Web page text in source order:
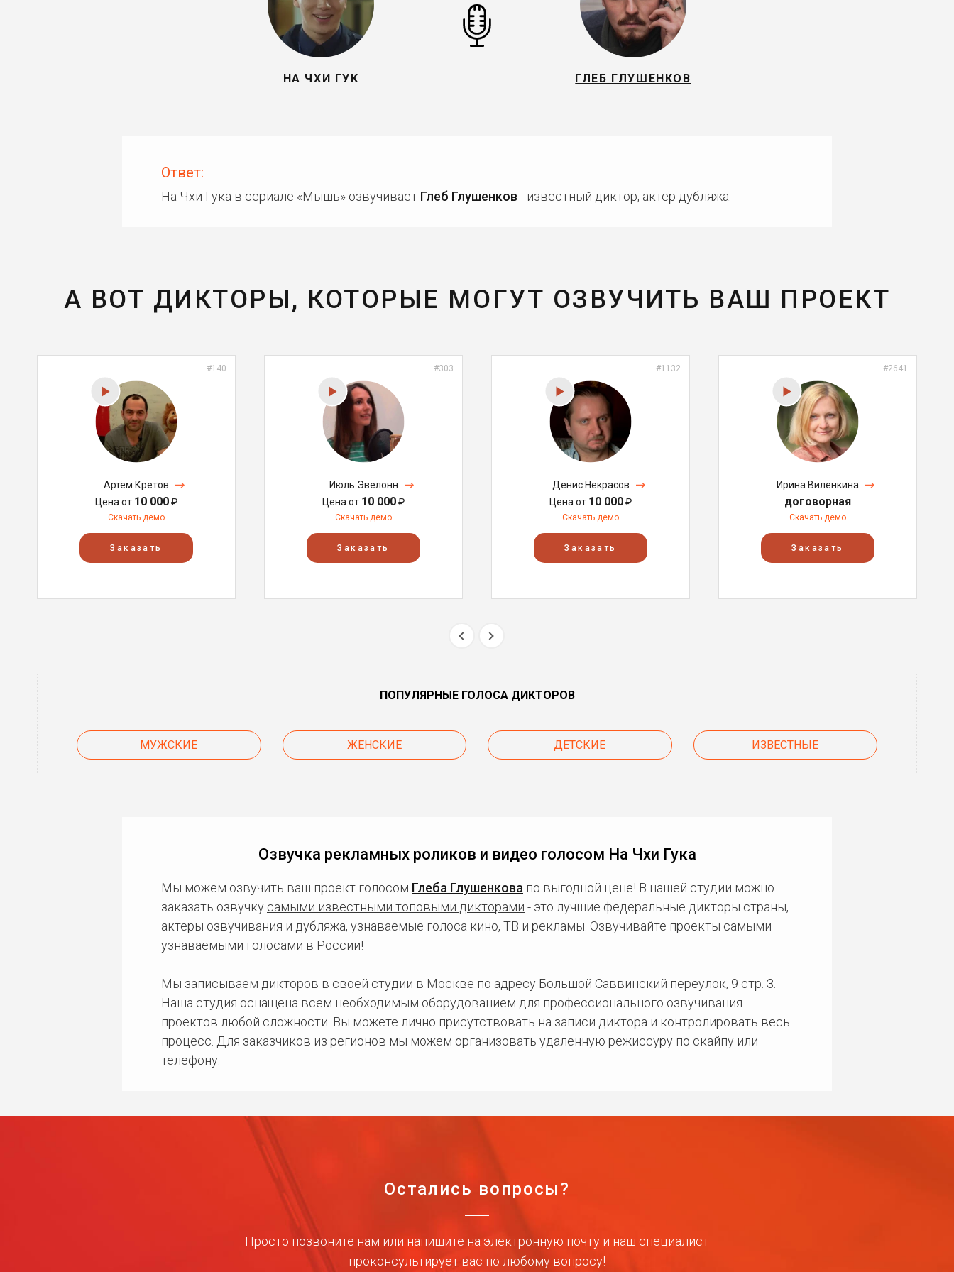
НА ЧХИ ГУК ГЛЕБ ГЛУШЕНКОВ
Ответ:
На Чхи Гука в сериале «Мышь» озвучивает Глеб Глушенков - известный диктор, актер дубляжа.
А ВОТ ДИКТОРЫ, КОТОРЫЕ МОГУТ ОЗВУЧИТЬ ВАШ ПРОЕКТ
#140
Артём Кретов
Цена от 10 000₽
Скачать демо
Заказать
#303
Июль Эвелонн
Цена от 10 000₽
Скачать демо
Заказать
#1132
Денис Некрасов
Цена от 10 000₽
Скачать демо
Заказать
#2641
Ирина Виленкина
договорная
Скачать демо
Заказать
ПОПУЛЯРНЫЕ ГОЛОСА ДИКТОРОВ
МУЖСКИЕ ЖЕНСКИЕ ДЕТСКИЕ ИЗВЕСТНЫЕ
Озвучка рекламных роликов и видео голосом На Чхи Гука
Мы можем озвучить ваш проект голосом Глеба Глушенкова по выгодной цене! В нашей студии можно
заказать озвучку самыми известными топовыми дикторами - это лучшие федеральные дикторы страны,
актеры озвучивания и дубляжа, узнаваемые голоса кино, ТВ и рекламы. Озвучивайте проекты самыми
узнаваемыми голосами в России!
Мы записываем дикторов в своей студии в Москве по адресу Большой Саввинский переулок, 9 стр. 3.
Наша студия оснащена всем необходимым оборудованием для профессионального озвучивания
проектов любой сложности. Вы можете лично присутствовать на записи диктора и контролировать весь
процесс. Для заказчиков из регионов мы можем организовать удаленную режиссуру по скайпу или
телефону.
Остались вопросы?
Просто позвоните нам или напишите на электронную почту и наш специалист
проконсультирует вас по любому вопросу!